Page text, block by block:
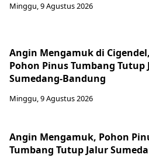
Minggu, 9 Agustus 2026
Angin Mengamuk di Cigendel,
Pohon Pinus Tumbang Tutup
Sumedang-Bandung
Minggu, 9 Agustus 2026
Angin Mengamuk, Pohon
Tumbang Tutup Jalur